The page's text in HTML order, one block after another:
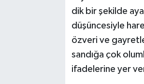
dik bir şekilde
düşüncesiyle
özveri ve gayretle
sandığa çok
ifadelerine yer